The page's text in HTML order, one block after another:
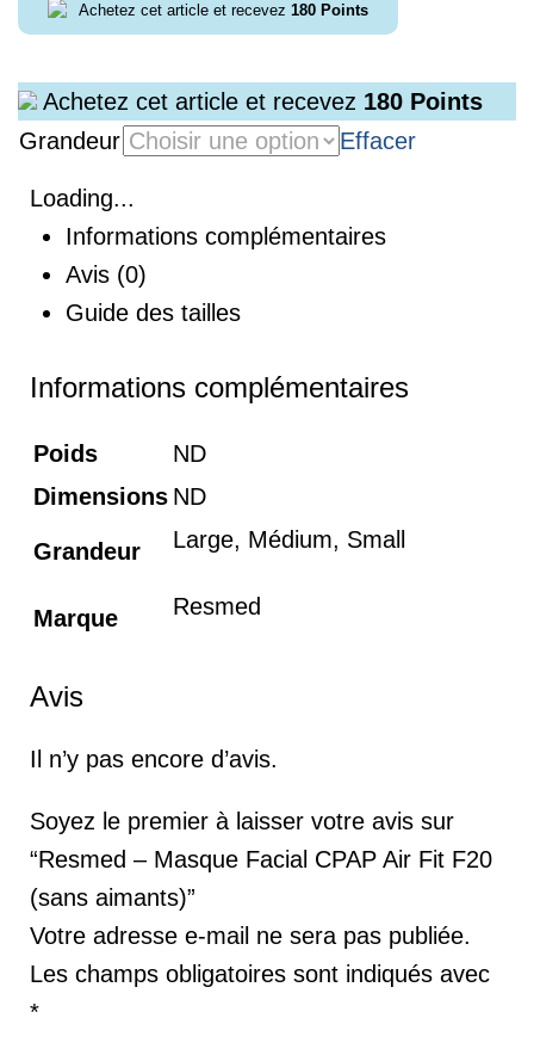
Achetez cet article et recevez 180 Points
Achetez cet article et recevez 180 Points
Grandeur
Effacer
Loading...
Informations complémentaires
Avis (0)
Guide des tailles
Informations complémentaires
Poids
ND
Dimensions ND
Grandeur Large, Médium, Small
Marque Resmed
Avis
Il n’y pas encore d’avis.
Soyez le premier à laisser votre avis sur
“Resmed – Masque Facial CPAP Air Fit F20
(sans aimants)”
Votre adresse e-mail ne sera pas publiée.
Les champs obligatoires sont indiqués avec
*